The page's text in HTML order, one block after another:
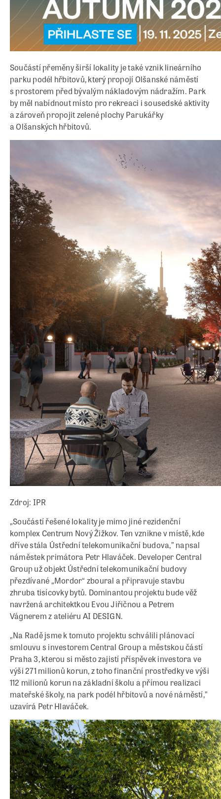
Součástí přeměny širší lokality je také vznik lineárního
parku podél hřbitovů, který propojí Olšanské náměstí
s prostorem před bývalým nákladovým nádražím. Park
by měl nabídnout místo pro rekreaci i sousedské aktivity
a zároveň propojit zelené plochy Parukářky
a Olšanských hřbitovů.
Zdroj: IPR
„Součástí řešené lokality je mimo jiné rezidenční
komplex Centrum Nový Žižkov. Ten vznikne v místě, kde
dříve stála Ústřední telekomunikační budova,” napsal
náměstek primátora Petr Hlaváček. Developer Central
Group už objekt Ústřední telekomunikační budovy
přezdívané „Mordor“ zboural a připravuje stavbu
zhruba tisícovky bytů. Dominantou projektu bude věž
navržená architektkou Evou Jiřičnou a Petrem
Vágnerem z ateliéru AI DESIGN.
„Na Radě jsme k tomuto projektu schválili plánovací
smlouvu s investorem Central Group a městskou částí
Praha 3, kterou si město zajistí příspěvek investora ve
výši 271 milionů korun, z toho finanční prostředky ve výši
112 milionů korun na základní školu a přímou realizaci
mateřské školy, na park podél hřbitovů a nové náměstí,”
uzavírá Petr Hlaváček.